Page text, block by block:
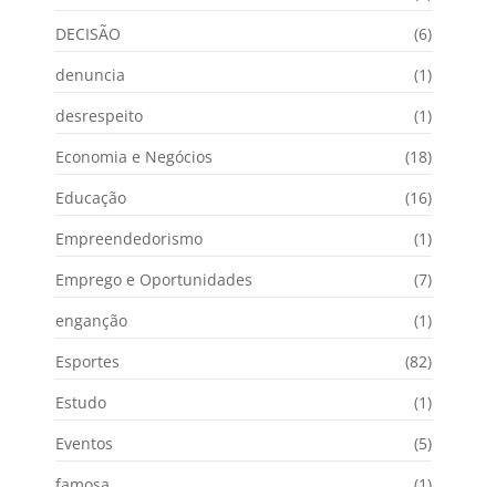
DECISÃO
(6)
denuncia
(1)
desrespeito
(1)
Economia e Negócios
(18)
Educação
(16)
Empreendedorismo
(1)
Emprego e Oportunidades
(7)
enganção
(1)
Esportes
(82)
Estudo
(1)
Eventos
(5)